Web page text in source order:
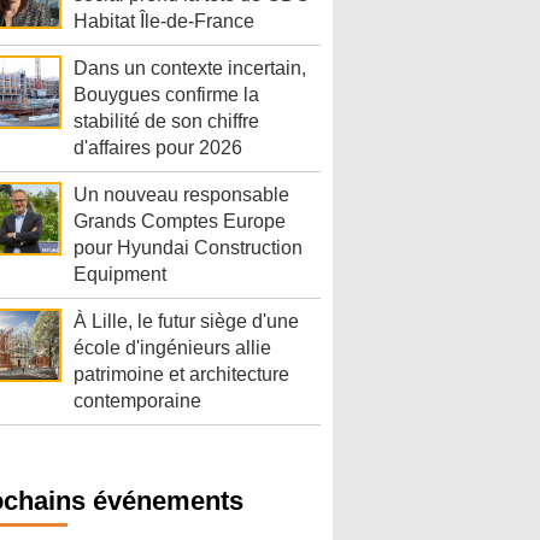
Habitat Île-de-France
Dans un contexte incertain,
Bouygues confirme la
stabilité de son chiffre
d'affaires pour 2026
Un nouveau responsable
Grands Comptes Europe
pour Hyundai Construction
Equipment
À Lille, le futur siège d'une
école d'ingénieurs allie
patrimoine et architecture
contemporaine
événements